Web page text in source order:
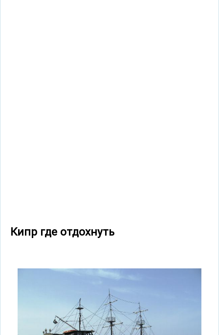
Кипр где отдохнуть